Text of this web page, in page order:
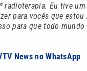
radioterapia. Eu tive
para vocês que
para que todo
News no WhatsApp